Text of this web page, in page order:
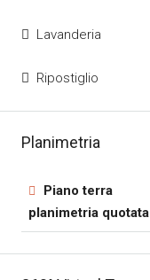
Lavanderia
Ripostiglio
Planimetria
Piano terra
planimetria quotata